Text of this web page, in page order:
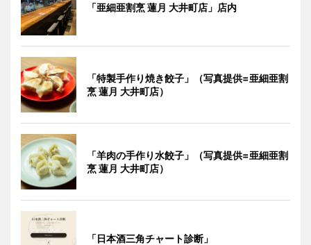
「亜細亜割烹 蓮月 大井町店」店内
「特製手作り焼き餃子」（写真提供=亜細亜割
烹 蓮月 大井町店）
「羊肉の手作り水餃子」（写真提供=亜細亜割
烹 蓮月 大井町店）
「日本酒三角チャート診断」